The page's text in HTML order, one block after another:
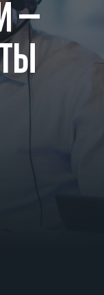
–